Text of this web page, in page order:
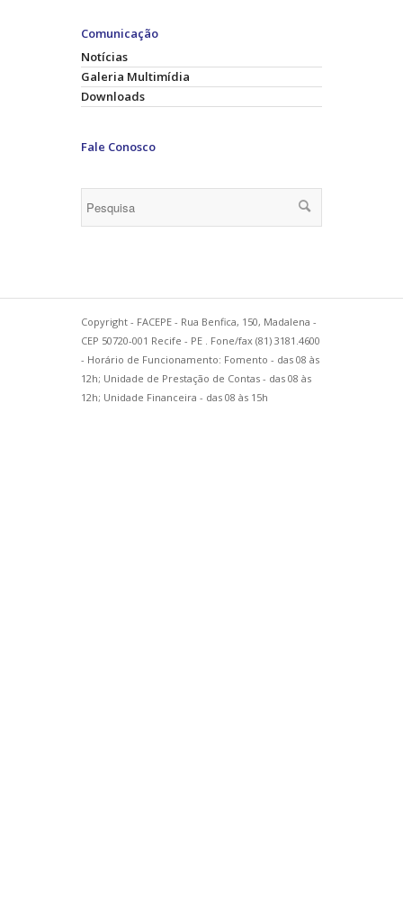
Comunicação
Notícias
Galeria Multimídia
Downloads
Fale Conosco
Copyright - FACEPE - Rua Benfica, 150, Madalena -
CEP 50720-001 Recife - PE . Fone/fax (81) 3181.4600
- Horário de Funcionamento: Fomento - das 08 às
12h; Unidade de Prestação de Contas - das 08 às
12h; Unidade Financeira - das 08 às 15h